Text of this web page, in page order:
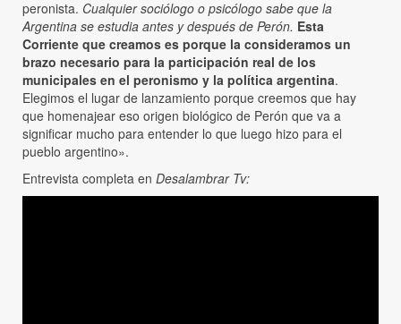
peronista. Cualquier sociólogo o psicólogo sabe que la
Argentina se estudia antes y después de Perón. Esta
Corriente que creamos es porque la consideramos un
brazo necesario para la participación real de los
municipales en el peronismo y la política argentina.
Elegimos el lugar de lanzamiento porque creemos que hay
que homenajear eso origen biológico de Perón que va a
significar mucho para entender lo que luego hizo para el
pueblo argentino».
Entrevista completa en Desalambrar Tv: